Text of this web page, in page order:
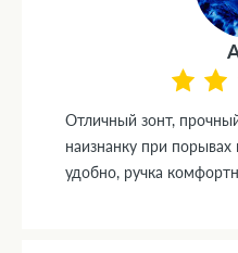
Отличный зонт,
наизнанку при порывах
удобно, ручка